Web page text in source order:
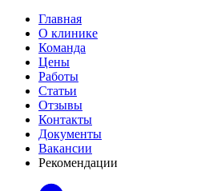
Главная
О клинике
Команда
Цены
Работы
Статьи
Отзывы
Контакты
Документы
Вакансии
Рекомендации